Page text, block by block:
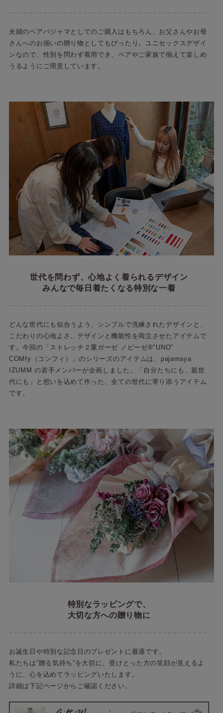
夫婦のペアパジャマとしてのご購入はもちろん、お父さんやお母
さんへのお揃いの贈り物としてもぴったり。ユニセックスデザイ
ンなので、性別を問わず着用でき、ペアやご家族で揃えて楽しめ
うるようにご用意しています。
世代を問わず、心地よく着られるデザイン
みんなで毎日着たくなる特別な一着
どんな世代にも似合うよう、シンプルで洗練されたデザインと、
こだわりの心地よさ。デザインと機能性を両立させたアイテムで
す。今回の「ストレッチ２重ガーゼ ノビーゼ®"UNO"
COMfy（コンフィ）」のシリーズのアイテムは、pajamaya
IZUMM の若手メンバーが企画しました。「自分たちにも、親世
代にも」と想いを込めて作った、全ての世代に寄り添うアイテム
です。
特別なラッピングで、
大切な方への贈り物に
お誕生日や特別な記念日のプレゼントに最適です。
私たちは”贈る気持ち”を大切に、受けとった方の笑顔が見えるよ
うに、心を込めてラッピングいたします。
詳細は下記ページからご確認ください。